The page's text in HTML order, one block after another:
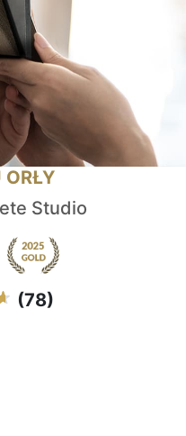
ORŁY
Studio
(78)